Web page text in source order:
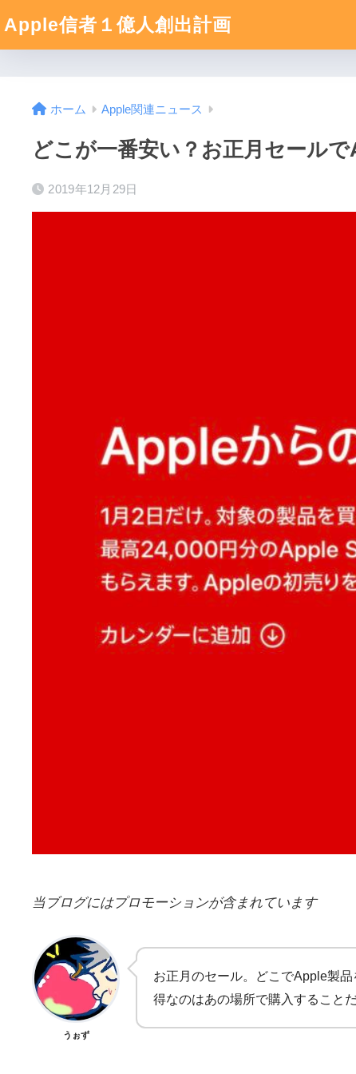
Apple信者１億人創出計画
ホーム Apple関連ニュース
どこが一番安い？お正月セール
2019年12月29日
当ブログにはプロモーションが含まれています
うぉず
お正月のセール。どこでApple製
得なのはあの場所で購入すること